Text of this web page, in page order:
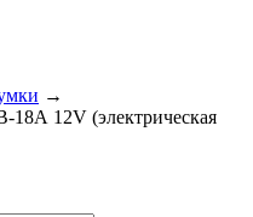
→
18А 12V (электрическая